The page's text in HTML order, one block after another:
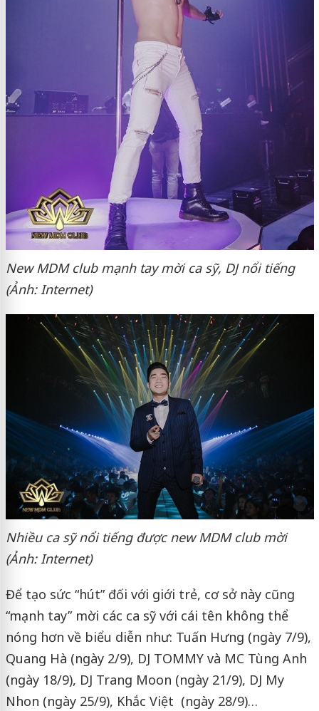
New MDM club mạnh tay mời ca sỹ, DJ nổi tiếng
(Ảnh: Internet)
Nhiều ca sỹ nổi tiếng được new MDM club mời
(Ảnh: Internet)
Để tạo sức “hút” đối với giới trẻ, cơ sở này cũng
“mạnh tay” mời các ca sỹ với cái tên không thể
nóng hơn về biểu diễn như: Tuấn Hưng (ngày 7/9),
Quang Hà (ngày 2/9), DJ TOMMY và MC Tùng Anh
(ngày 18/9), DJ Trang Moon (ngày 21/9), DJ My
Nhon (ngày 25/9), Khắc Việt (ngày 28/9)…